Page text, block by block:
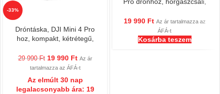
-33%
Dróntáska, DJI Mini 4 Pro
hoz, kompakt, kétrétegű,
és 4 Pro Fly More Combo
készlethez, hátizsákos
túrázáshoz
29 990Ft 19 990 Ft Az ár
tartalmazza az ÁFÁ-t
Az elmúlt 30 nap
legalacsonyabb ára: 19
terhelés
19 990 Ft Az ár tartalmazza az
ÁFÁ-t
Kosárba teszem